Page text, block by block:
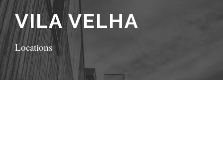
VILA VELHA
Locations